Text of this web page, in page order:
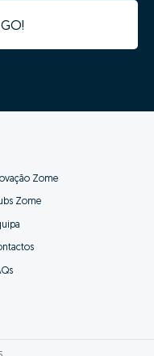
um valor
e
de